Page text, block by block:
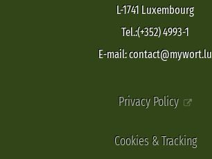
L-1741 Luxembourg
Tel.:(+352) 4993-1
E-mail: contact@mywort.lu
Privacy Policy
Cookies & Tracking